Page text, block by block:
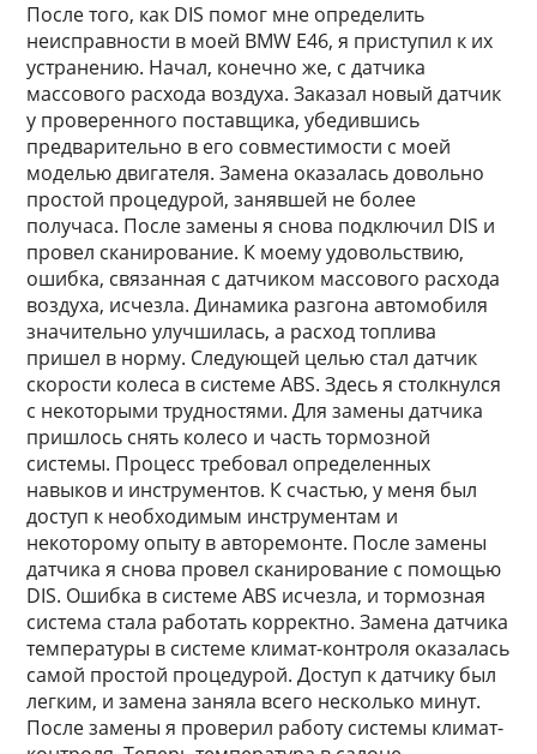
После того, как DIS помог мне определить
неисправности в моей BMW E46, я приступил к их
устранению. Начал, конечно же, с датчика
массового расхода воздуха. Заказал новый датчик
у проверенного поставщика, убедившись
предварительно в его совместимости с моей
моделью двигателя. Замена оказалась довольно
простой процедурой, занявшей не более
получаса. После замены я снова подключил DIS и
провел сканирование. К моему удовольствию,
ошибка, связанная с датчиком массового расхода
воздуха, исчезла. Динамика разгона автомобиля
значительно улучшилась, а расход топлива
пришел в норму. Следующей целью стал датчик
скорости колеса в системе ABS. Здесь я столкнулся
с некоторыми трудностями. Для замены датчика
пришлось снять колесо и часть тормозной
системы. Процесс требовал определенных
навыков и инструментов. К счастью, у меня был
доступ к необходимым инструментам и
некоторому опыту в авторемонте. После замены
датчика я снова провел сканирование с помощью
DIS. Ошибка в системе ABS исчезла, и тормозная
система стала работать корректно. Замена датчика
температуры в системе климат-контроля оказалась
самой простой процедурой. Доступ к датчику был
легким, и замена заняла всего несколько минут.
После замены я проверил работу системы климат-